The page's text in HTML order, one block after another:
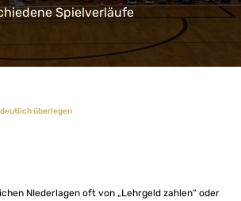
Spielverläufe
überlegen
NIederlagen oft von „Lehrgeld zahlen“ oder